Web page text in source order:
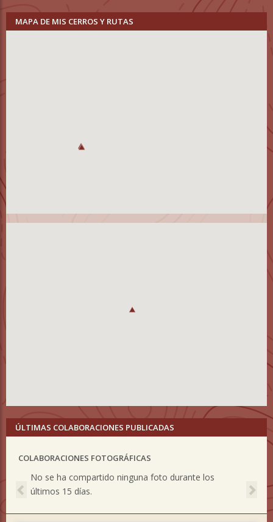
MAPA DE MIS CERROS Y RUTAS
ÚLTIMAS COLABORACIONES PUBLICADAS
COLABORACIONES FOTOGRÁFICAS
No se ha compartido ninguna foto durante los
últimos 15 días.
Previous